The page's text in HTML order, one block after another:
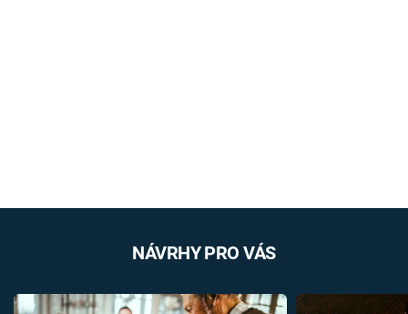
NÁVRHY PRO VÁS